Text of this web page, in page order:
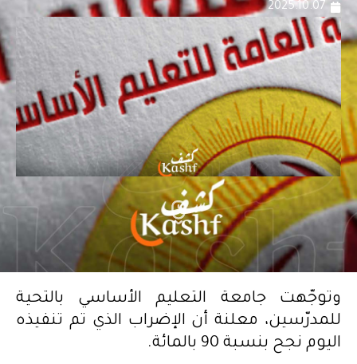
2025.10.07
وتوجّهت جامعة التعليم الأساسي بالتحية
للمدرّسين، معلنة أن الإضراب الذي تم تنفيذه
اليوم نجح بنسبة 90 بالمائة.